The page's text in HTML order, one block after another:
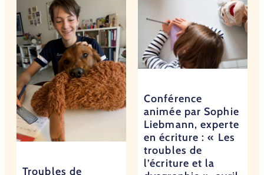
Troubles de
Conférence
animée par Sophie
Liebmann, experte
en écriture : « Les
troubles de
l’écriture et la